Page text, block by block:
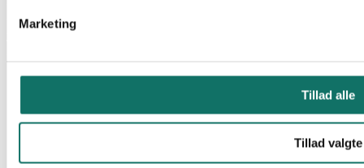
Marketing
Tillad alle
Tillad valgte
2765 Smørum